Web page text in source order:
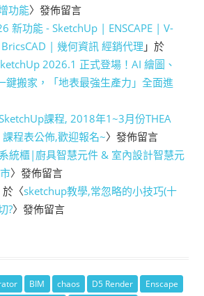
功能〉發佈留言
新功能 - SketchUp | ENSCAPE | V-
| 幾何資訊 經銷代理 」於
2026.1 正式登場！AI 繪圖、
鍵搬家，「地表最強生產力」全面進
課程, 2018年1~3月份THEA
程表公佈,歡迎報名~〉發佈留言
系統櫃|廚具智慧元件 & 室內設計智慧元
〉發佈留言
於〈sketchup教學,常忽略的小技巧(十
?〉發佈留言
BIM chaos D5 Render
Enscape